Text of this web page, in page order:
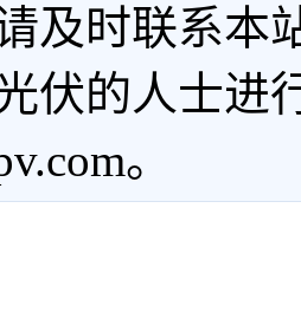
及时联系本
伏的人士进
。